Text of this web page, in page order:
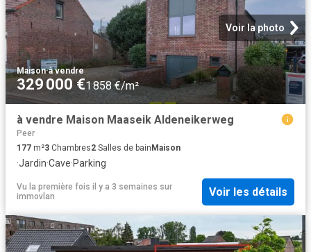
Voir la photo
Maison·à vendre
329 000 €1 858 €/m²
à vendre Maison Maaseik Aldeneikerweg
Peer
177 m²3 Chambres2 Salles de bain Maison
·Jardin·Cave·Parking
Vu la première fois il y a 3 semaines sur
immovlan
Voir les détails